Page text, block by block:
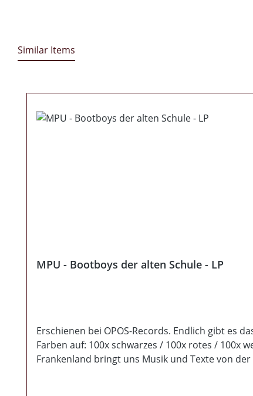
Similar Items
MPU - Bootboys der alten Schule - LP
Erschienen bei OPOS-Records. Endlich gibt es
Farben auf: 100x schwarzes / 100x rotes / 100x
Frankenland bringt uns Musik und Texte von